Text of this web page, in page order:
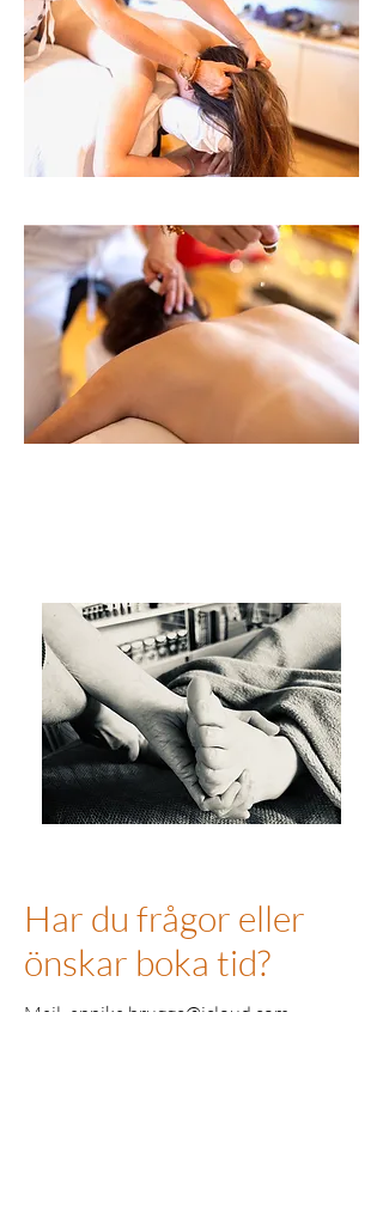
Har du frågor eller
önskar boka tid?
Mail: annika.brugge@icloud.com